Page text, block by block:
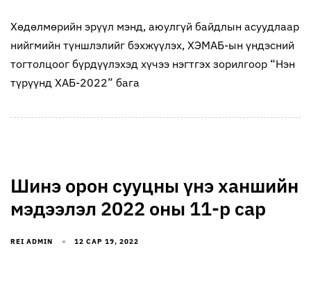
Хөдөлмөрийн эрүүл мэнд, аюулгүй байдлын асуудлаар
нийгмийн түншлэлийг бэхжүүлэх, ХЭМАБ-ын үндэсний
тогтолцоог бүрдүүлэхэд хүчээ нэгтгэх зорилгоор “Нэн
түрүүнд ХАБ-2022” бага
Шинэ орон сууцны үнэ ханшийн
мэдээлэл 2022 оны 11-р сар
REI ADMIN 12 САР 19, 2022